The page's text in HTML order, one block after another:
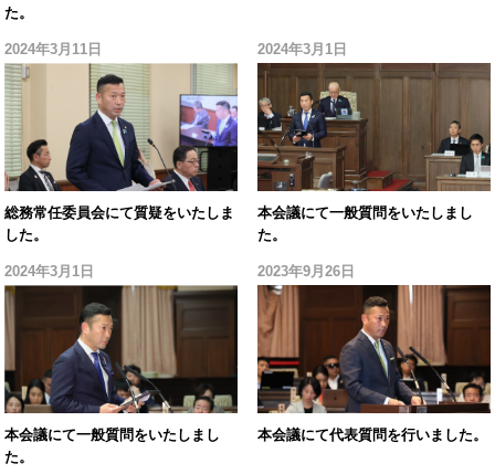
た。
2024年3月11日
総務常任委員会にて質疑をいたしま
した。
2024年3月1日
本会議にて一般質問をいたしまし
た。
2024年3月1日
本会議にて一般質問をいたしまし
た。
2023年9月26日
本会議にて代表質問を行いました。